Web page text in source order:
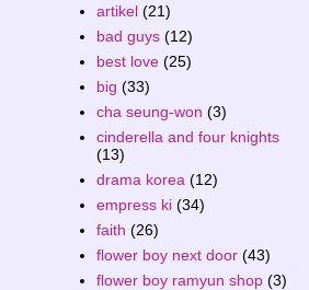
artikel (21)
bad guys (12)
best love (25)
big (33)
cha seung-won (3)
cinderella and four knights
(13)
drama korea (12)
empress ki (34)
faith (26)
flower boy next door (43)
flower boy ramyun shop (3)